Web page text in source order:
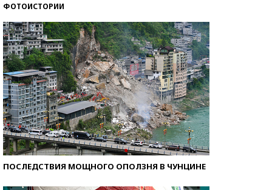
ФОТОИСТОРИИ
ПОСЛЕДСТВИЯ МОЩНОГО ОПОЛЗНЯ В ЧУНЦИНЕ